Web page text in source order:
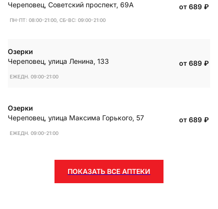
Череповец, Советский проспект, 69А
ПН-ПТ: 08:00-21:00, СБ-ВС: 09:00-21:00
от 689₽
Озерки
Череповец, улица Ленина, 133
ЕЖЕДН. 09:00-21:00
от 689₽
Озерки
Череповец, улица Максима Горького, 57
ЕЖЕДН. 09:00-21:00
от 689₽
ПОКАЗАТЬ ВСЕ АПТЕКИ